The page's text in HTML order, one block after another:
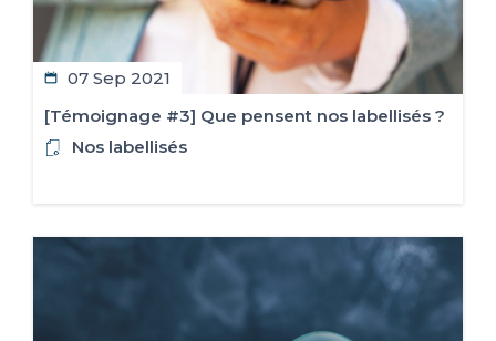
07 Sep 2021
[Témoignage #3] Que pensent nos labellisés ?
Nos labellisés